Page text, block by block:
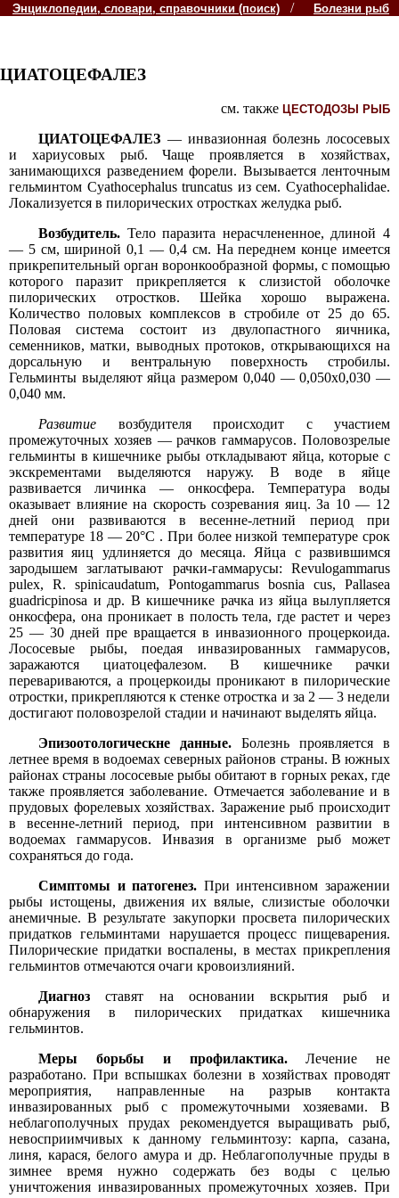
Энциклопедии, словари, справочники (поиск) / Болезни рыб
ЦИАТОЦЕФАЛЕЗ
см. также ЦЕСТОДОЗЫ РЫБ
ЦИАТОЦЕФАЛЕЗ — инвазионная болезнь лососевых
и хариусовых рыб. Чаще проявляется в хозяйствах,
занимающихся разведением форели. Вызывается ленточным
гельминтом Cyathocephalus truncatus из сем. Cyathocephalidae.
Локализуется в пилорических отростках желудка рыб.
Возбудитель. Тело паразита нерасчлененное, длиной 4
— 5 см, шириной 0,1 — 0,4 см. На переднем конце имеется
прикрепительный орган воронкообразной формы, с помощью
которого паразит прикрепляется к слизистой оболочке
пилорических отростков. Шейка хорошо выражена.
Количество половых комплексов в стробиле от 25 до 65.
Половая система состоит из двулопастного яичника,
семенников, матки, выводных протоков, открывающихся на
дорсальную и вентральную поверхность стробилы.
Гельминты выделяют яйца размером 0,040 — 0,050x0,030 —
0,040 мм.
Развитие возбудителя происходит с участием
промежуточных хозяев — рачков гаммарусов. Половозрелые
гельминты в кишечнике рыбы откладывают яйца, которые с
экскрементами выделяются наружу. В воде в яйце
развивается личинка — онкосфера. Температура воды
оказывает влияние на скорость созревания яиц. За 10 — 12
дней они развиваются в весенне-летний период при
температуре 18 — 20°С . При более низкой температуре срок
развития яиц удлиняется до месяца. Яйца с развившимся
зародышем заглатывают рачки-гаммарусы: Revulogammarus
pulex, R. spinicaudatum, Pontogammarus bosnia cus, Pallasea
guadricpinosa и др. В кишечнике рачка из яйца вылупляется
онкосфера, она проникает в полость тела, где растет и через
25 — 30 дней пре вращается в инвазионного процеркоида.
Лососевые рыбы, поедая инвазированных гаммарусов,
заражаются циатоцефалезом. В кишечнике рачки
перевариваются, а процеркоиды проникают в пилорические
отростки, прикрепляются к стенке отростка и за 2 — 3 недели
достигают половозрелой стадии и начинают выделять яйца.
Эпизоотологическне данные.Болезнь проявляется в
летнее время в водоемах северных районов страны. В южных
районах страны лососевые рыбы обитают в горных реках, где
также проявляется заболевание. Отмечается заболевание и в
прудовых форелевых хозяйствах. Заражение рыб происходит
в весенне-летний период, при интенсивном развитии в
водоемах гаммарусов. Инвазия в организме рыб может
сохраняться до года.
Симптомы и патогенез. При интенсивном заражении
рыбы истощены, движения их вялые, слизистые оболочки
анемичные. В результате закупорки просвета пилорических
придатков гельминтами нарушается процесс пищеварения.
Пилорические придатки воспалены, в местах прикрепления
гельминтов отмечаются очаги кровоизлияний.
Диагноз ставят на основании вскрытия рыб и
обнаружения в пилорических придатках кишечника
гельминтов.
Меры борьбы и профилактика.Лечение не
разработано. При вспышках болезни в хозяйствах проводят
мероприятия, направленные на разрыв контакта
инвазированных рыб с промежуточными хозяевами. В
неблагополучных прудах рекомендуется выращивать рыб,
невосприимчивых к данному гельминтозу: карпа, сазана,
линя, карася, белого амура и др. Неблагополучные пруды в
зимнее время нужно содержать без воды с целью
уничтожения инвазированных промежуточных хозяев. При